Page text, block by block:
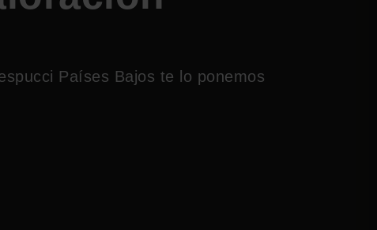
Países Bajos te lo ponemos